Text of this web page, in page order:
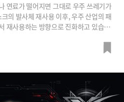
연료가 떨어지면 그대로 우주 쓰레기가
의 발사체 재사용 이후, 우주 산업의 패
재사용하는 방향으로 진화하고 있습니
한민국에서 우주 정비소와 주유소를 짓